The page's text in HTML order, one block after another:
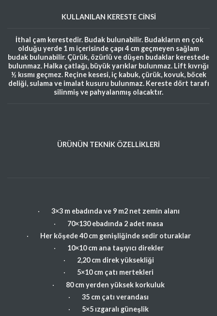
KULLANILAN KERESTE CİNSİ
İthal çam kerestedir. Budak bulunabilir. Budakların en çok
olduğu yerde 1 m içerisinde çapı 4 cm geçmeyen sağlam
budak bulunabilir. Çürük, özürlü ve düşen budaklar kerestede
bulunmaz. Halka çatlağı, büyük yarıklar bulunmaz. Lift kıvrığı
½ kısmı geçmez. Reçine kesesi, iç kabuk, çürük, kovuk, böcek
deliği, sulama ve imalat kusuru bulunmaz. Kereste dört tarafı
silinmiş ve pahyalanmış olacaktır.
ÜRÜNÜN TEKNİK ÖZELLİKLERİ
· 3×3 m ebadında ve 9 m2 net zemin alanı
· 70×130 ebadında 2 adet masa
· Her köşede 40 cm genişliğinde sedir oturaklar
· 10×10 cm ana taşıyıcı direkler
· 2,20 cm direk yüksekliği
· 5×10 cm çatı mertekleri
· 80 cm yerden yüksek korkuluk
· 35 cm çatı verandası
· 5×5 ızgaralı güneşlik